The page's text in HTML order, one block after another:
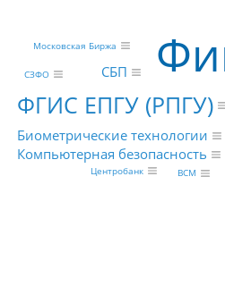
ФГИС ЕПГУ (РПГУ)
Биометрические технологии
Компьютерная безопасность
СБП
Центробанк BCM
Московская Биржа
СЗФО